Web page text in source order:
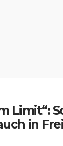
Limit“:
in